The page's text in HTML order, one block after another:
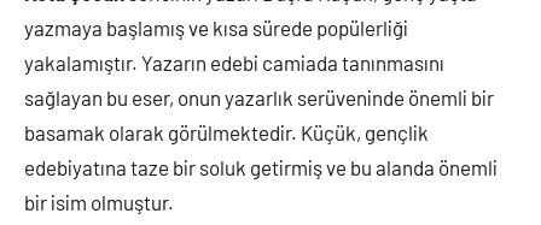
yazmaya başlamış ve kısa sürede popülerliği
yakalamıştır. Yazarın edebi camiada tanınmasını
sağlayan bu eser, onun yazarlık serüveninde önemli bir
basamak olarak görülmektedir. Küçük, gençlik
edebiyatına taze bir soluk getirmiş ve bu alanda önemli
bir isim olmuştur.